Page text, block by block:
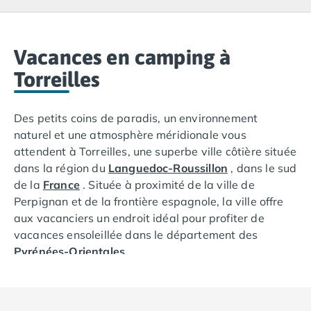
Camping Les Landes
Camping Biscarrosse
Camping Capbreton
Camping Messanges
Camping Moliets et Maa
Camping Sanguinet
Camping Seignosse
Camping Vieux Boucau les Bains
Camping Pyrénées Atlantiques
Camping Bayonne
Camping Biarritz
Camping Bidart
Vacances en camping à
Torreilles
Des petits coins de paradis, un environnement
naturel et une atmosphère méridionale vous
attendent à Torreilles, une superbe ville côtière située
dans la région du Languedoc-Roussillon , dans le sud
de la France. Située à proximité de la ville de
Perpignan et de la frontière espagnole, la ville offre
aux vacanciers un endroit idéal pour profiter de
vacances ensoleillée dans le département des
Pyrénées-Orientales